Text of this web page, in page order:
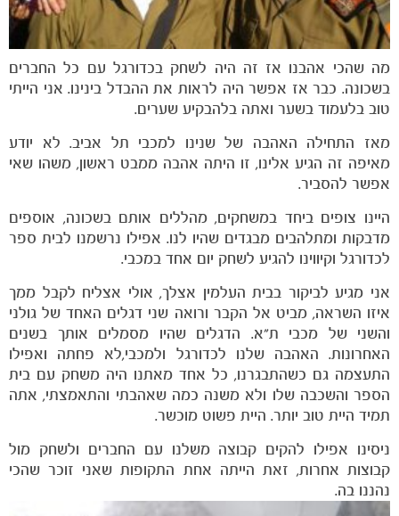
מה שהכי אהבנו אז זה היה לשחק בכדורגל עם כל החברים
בשכונה. כבר אז אפשר היה לראות את ההבדל בינינו. אני הייתי
טוב בלעמוד בשער ואתה בלהבקיע שערים.
מאז התחילה האהבה של שנינו למכבי תל אביב. לא יודע
מאיפה זה הגיע אלינו, זו היתה אהבה ממבט ראשון, משהו שאי
אפשר להסביר.
היינו צופים ביחד במשחקים, מהללים אותם בשכונה, אוספים
מדבקות ומתלהבים מבגדים שהיו לנו. אפילו נרשמנו לבית ספר
לכדורגל וקיווינו להגיע לשחק יום אחד במכבי.
אני מגיע לביקור בבית העלמין אצלך, אולי אצליח לקבל ממך
איזו השראה, מביט אל הקבר ורואה שני דגלים האחד של גולני
והשני של מכבי ת"א. הדגלים שהיו מסמלים אותך בשנים
האחרונות. האהבה שלנו לכדורגל ולמכבי,לא פחתה ואפילו
התעצמה גם כשהתבגרנו, כל אחד מאתנו היה משחק עם בית
הספר והשכבה שלו ולא משנה כמה שאהבתי והתאמצתי, אתה
תמיד היית טוב יותר. היית פשוט מוכשר.
ניסינו אפילו להקים קבוצה משלנו עם החברים ולשחק מול
קבוצות אחרות, זאת הייתה אחת התקופות שאני זוכר שהכי
נהננו בה.